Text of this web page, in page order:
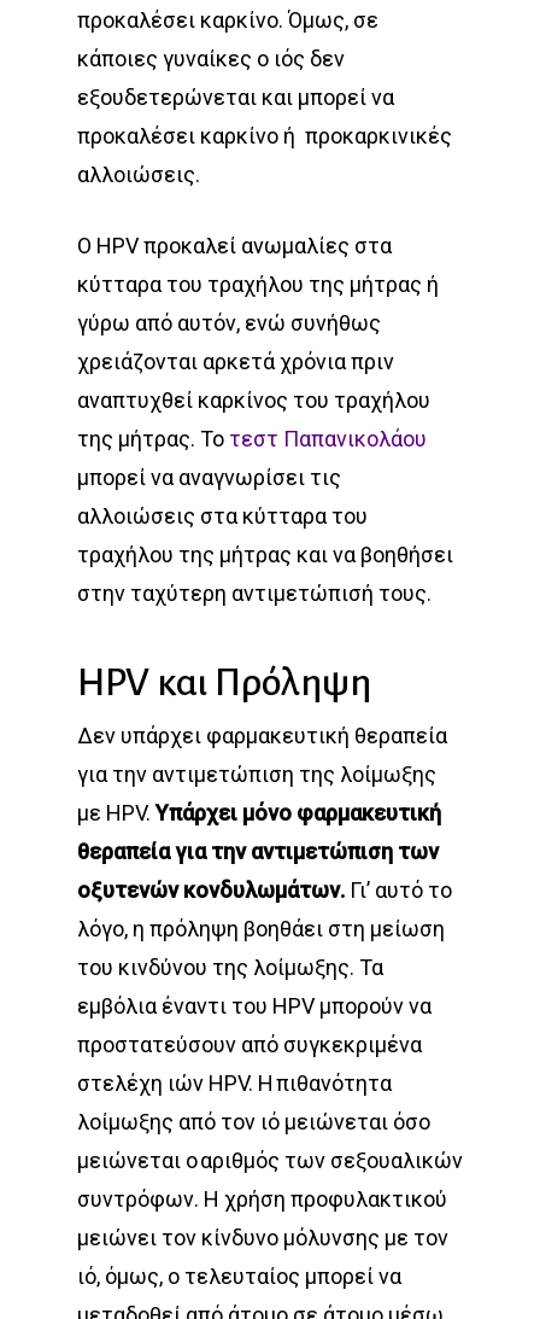
προκαλέσει καρκίνο. Όμως, σε
κάποιες γυναίκες ο ιός δεν
εξουδετερώνεται και μπορεί να
προκαλέσει καρκίνο ή προκαρκινικές
αλλοιώσεις.
Ο HPV προκαλεί ανωμαλίες στα
κύτταρα του τραχήλου της μήτρας ή
γύρω από αυτόν, ενώ συνήθως
χρειάζονται αρκετά χρόνια πριν
αναπτυχθεί καρκίνος του τραχήλου
της μήτρας. Το τεστ Παπανικολάου
μπορεί να αναγνωρίσει τις
αλλοιώσεις στα κύτταρα του
τραχήλου της μήτρας και να βοηθήσει
στην ταχύτερη αντιμετώπισή τους.
HPV και Πρόληψη
Δεν υπάρχει φαρμακευτική θεραπεία
για την αντιμετώπιση της λοίμωξης
με HPV.Υπάρχει μόνο φαρμακευτική
θεραπεία για την αντιμετώπιση των
οξυτενών κονδυλωμάτων. Γι’ αυτό το
λόγο, η πρόληψη βοηθάει στη μείωση
του κινδύνου της λοίμωξης. Τα
εμβόλια έναντι του HPV μπορούν να
προστατεύσουν από συγκεκριμένα
στελέχη ιών HPV. Η πιθανότητα
λοίμωξης από τον ιό μειώνεται όσο
μειώνεται ο αριθμός των σεξουαλικών
συντρόφων. Η χρήση προφυλακτικού
μειώνει τον κίνδυνο μόλυνσης με τον
ιό, όμως, ο τελευταίος μπορεί να